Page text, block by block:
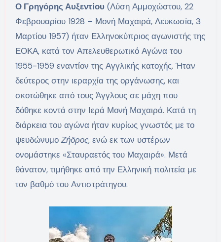
Ο Γρηγόρης Αυξεντίου(Λύση Αμμοχώστου, 22
Φεβρουαρίου 1928 – Μονή Μαχαιρά, Λευκωσία, 3
Μαρτίου 1957) ήταν Ελληνοκύπριος αγωνιστής της
ΕΟΚΑ, κατά τον Απελευθερωτικό Αγώνα του
1955-1959 εναντίον της Αγγλικής κατοχής. Ήταν
δεύτερος στην ιεραρχία της οργάνωσης, και
σκοτώθηκε από τους Άγγλους σε μάχη που
δόθηκε κοντά στην Ιερά Μονή Μαχαιρά. Κατά τη
διάρκεια του αγώνα ήταν κυρίως γνωστός με το
ψευδώνυμοΖήδρος, ενώ εκ των υστέρων
ονομάστηκε «Σταυραετός του Μαχαιρά». Μετά
θάνατον, τιμήθηκε από την Ελληνική πολιτεία με
τον βαθμό του Αντιστράτηγου.